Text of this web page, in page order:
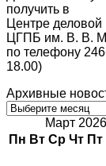
получить в
Центре
ЦГПБ им. В. В.
по телефону
18.00)
Архивные
Архивные
новостиМарт 2026
Пн Вт Ср Чт Пт